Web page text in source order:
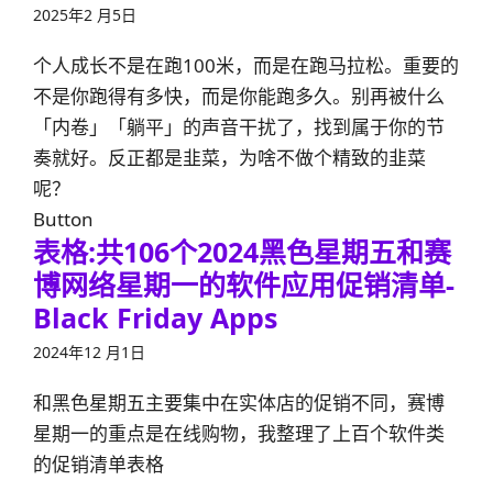
2025年2 月5日
个人成长不是在跑100米，而是在跑马拉松。重要的
不是你跑得有多快，而是你能跑多久。别再被什么
「内卷」「躺平」的声音干扰了，找到属于你的节
奏就好。反正都是韭菜，为啥不做个精致的韭菜
呢？
Button
表格:共106个2024黑色星期五和赛
博网络星期一的软件应用促销清单-
Black Friday Apps
2024年12 月1日
和黑色星期五主要集中在实体店的促销不同，赛博
星期一的重点是在线购物，我整理了上百个软件类
的促销清单表格